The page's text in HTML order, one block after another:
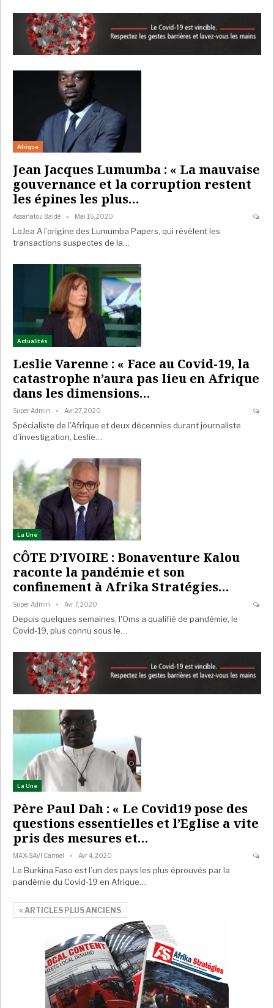
Afrique
Jean Jacques Lumumba : « La mauvaise
gouvernance et la corruption restent
les épines les plus…
Assanatou Baldé Mai 15, 2020
LoJea A l’origine des Lumumba Papers, qui révèlent les
transactions suspectes de la…
Actualités
Leslie Varenne : « Face au Covid-19, la
catastrophe n’aura pas lieu en Afrique
dans les dimensions…
Super Admin Avr 27, 2020
Spécialiste de l’Afrique et deux décennies durant journaliste
d’investigation, Leslie…
La Une
CÔTE D’IVOIRE : Bonaventure Kalou
raconte la pandémie et son
confinement à Afrika Stratégies…
Super Admin Avr 7, 2020
Depuis quelques semaines, l'Oms a qualifié de pandémie, le
Covid-19, plus connu sous le…
La Une
Père Paul Dah : « Le Covid19 pose des
questions essentielles et l’Eglise a vite
pris des mesures et…
MAX-SAVI Carmel Avr 4, 2020
Le Burkina Faso est l’un des pays les plus éprouvés par la
pandémie du Covid-19 en Afrique…
ARTICLES PLUS ANCIENS